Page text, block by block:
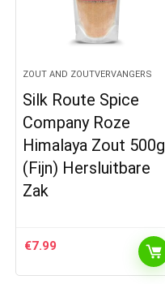
ZOUT AND ZOUTVERVANGERS
Silk Route Spice
Company Roze
Himalaya Zout 500g
(Fijn) Hersluitbare
Zak
€7.99